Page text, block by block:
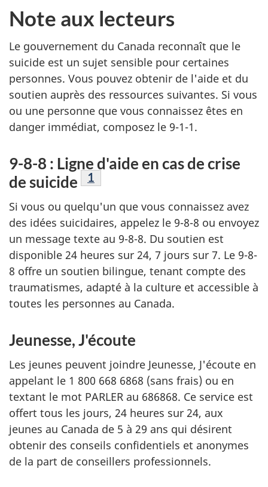
Note aux lecteurs
Le gouvernement du Canada reconnaît que le
suicide est un sujet sensible pour certaines
personnes. Vous pouvez obtenir de l'aide et du
soutien auprès des ressources suivantes. Si vous
ou une personne que vous connaissez êtes en
danger immédiat, composez le 9-1-1.
9-8-8 : Ligne d'aide en cas de crise
de suicide
Note de bas de page
1
Si vous ou quelqu'un que vous connaissez avez
des idées suicidaires, appelez le 9-8-8 ou envoyez
un message texte au 9-8-8. Du soutien est
disponible 24 heures sur 24, 7 jours sur 7. Le 9-8-
8 offre un soutien bilingue, tenant compte des
traumatismes, adapté à la culture et accessible à
toutes les personnes au Canada.
Jeunesse, J'écoute
Les jeunes peuvent joindre Jeunesse, J'écoute en
appelant le 1 800 668 6868 (sans frais) ou en
textant le mot PARLER au 686868. Ce service est
offert tous les jours, 24 heures sur 24, aux
jeunes au Canada de 5 à 29 ans qui désirent
obtenir des conseils confidentiels et anonymes
de la part de conseillers professionnels.